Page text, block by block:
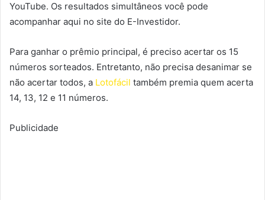
YouTube. Os resultados simultâneos você pode
acompanhar aqui no site do E-Investidor.
Para ganhar o prêmio principal, é preciso acertar os 15
números sorteados. Entretanto, não precisa desanimar se
não acertar todos, a Lotofácil também premia quem acerta
14, 13, 12 e 11 números.
Publicidade